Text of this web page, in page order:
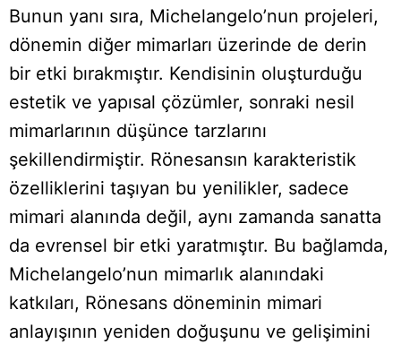
Bunun yanı sıra, Michelangelo’nun projeleri,
dönemin diğer mimarları üzerinde de derin
bir etki bırakmıştır. Kendisinin oluşturduğu
estetik ve yapısal çözümler, sonraki nesil
mimarlarının düşünce tarzlarını
şekillendirmiştir. Rönesansın karakteristik
özelliklerini taşıyan bu yenilikler, sadece
mimari alanında değil, aynı zamanda sanatta
da evrensel bir etki yaratmıştır. Bu bağlamda,
Michelangelo’nun mimarlık alanındaki
katkıları, Rönesans döneminin mimari
anlayışının yeniden doğuşunu ve gelişimini